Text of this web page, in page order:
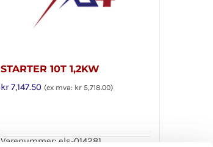
STARTER 10T 1,2KW
kr7,147.50 (ex mva: kr5,718.00)
Varenummer: els-014281